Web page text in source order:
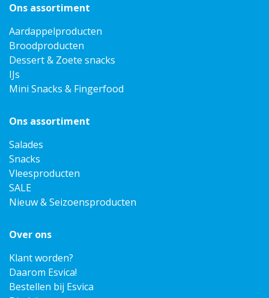
Ons assortiment
Aardappelproducten
Broodproducten
Dessert & Zoete snacks
IJs
Mini Snacks & Fingerfood
Ons assortiment
Salades
Snacks
Vleesproducten
SALE
Nieuw & Seizoensproducten
Over ons
Klant worden?
Daarom Esvica!
Bestellen bij Esvica